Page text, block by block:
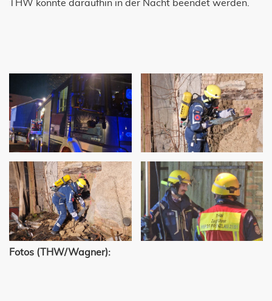
THW konnte daraufhin in der Nacht beendet werden.
Fotos (THW/Wagner):